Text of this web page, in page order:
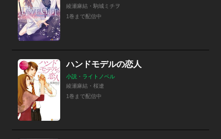
綾瀬麻結・駒城ミチヲ
1巻まで配信中
ハンドモデルの恋人
小説・ライトノベル
綾瀬麻結・桜遼
1巻まで配信中